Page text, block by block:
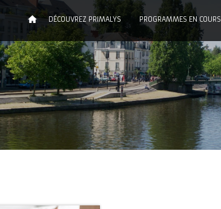
DÉCOUVREZ PRIMALYS PROGRAMMES EN COURS